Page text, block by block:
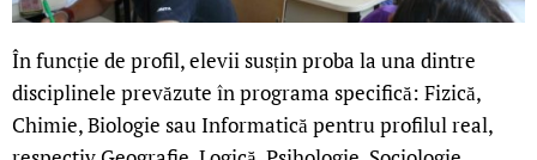
În funcție de profil, elevii susțin proba la una dintre
disciplinele prevăzute în programa specifică: Fizică,
Chimie, Biologie sau Informatică pentru profilul real,